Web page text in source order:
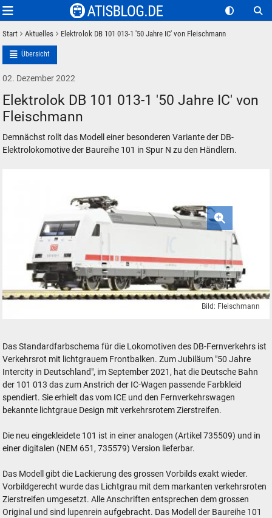
Start Aktuelles Elektrolok DB 101 013-1 '50 Jahre IC' von Fleischmann
Übersicht
02. Dezember 2022
Elektrolok DB 101 013-1 '50 Jahre IC' von
Fleischmann
Demnächst rollt das Modell einer besonderen Variante der DB-
Elektrolokomotive der Baureihe 101 in Spur N zu den Händlern.
Bild: Fleischmann
Das Standardfarbschema für die Lokomotiven des DB-Fernverkehrs ist
Verkehrsrot mit lichtgrauem Frontbalken. Zum Jubiläum "50 Jahre
Intercity in Deutschland", im September 2021, hat die Deutsche Bahn
der 101 013 das zum Anstrich der IC-Wagen passende Farbkleid
spendiert. Sie erhielt das vom ICE und den Fernverkehrswagen
bekannte lichtgraue Design mit verkehrsrotem Zierstreifen.
Die neu eingekleidete 101 ist in einer analogen (Artikel 735509) und in
einer digitalen (NEM 651, 735579) Version lieferbar.
Das Modell gibt die Lackierung des grossen Vorbilds exakt wieder.
Vorbildgerecht wurde das Lichtgrau mit dem markanten verkehrsroten
Zierstreifen umgesetzt. Alle Anschriften entsprechen dem grossen
Original und sind lupenrein aufgebracht. Das Modell der Baureihe 101